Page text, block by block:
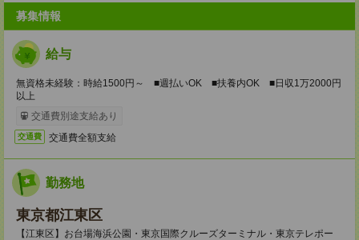
募集情報
給与
無資格未経験：時給1500円～ ■週払いOK ■扶養内OK ■日収1万2000円
以上
交通費別途支給あり
交通費 交通費全額支給
勤務地
東京都江東区
【江東区】お台場海浜公園・東京国際クルーズターミナル・東京テレポー